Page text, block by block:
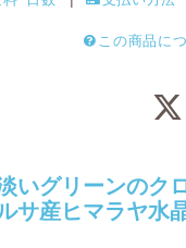
この商品に
いグリーンのク
サ産ヒマラヤ水